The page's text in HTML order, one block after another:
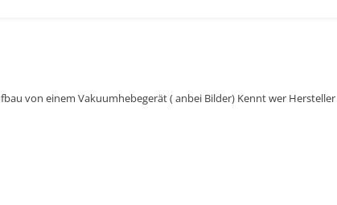
von einem Vakuumhebegerät ( anbei Bilder) Kennt wer